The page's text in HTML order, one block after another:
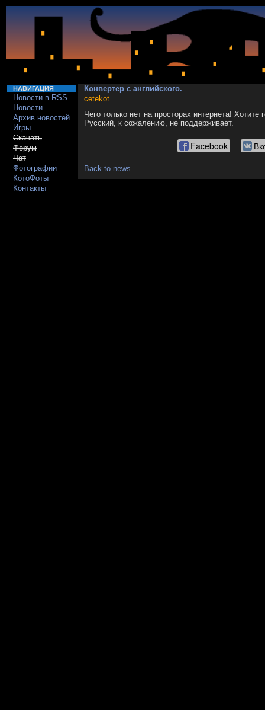
НАВИГАЦИЯ
Новости в RSS
Новости
Архив новостей
Игры
Скачать
Форум
Чат
Фотографии
КотоФоты
Контакты
Конвертер с английского.
cetekot
Чего только нет на просторах интернета!
Русский, к сожалению, не поддерживает.
Facebook
Back to news